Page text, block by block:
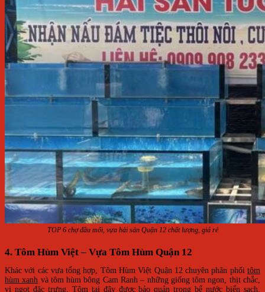
TOP 6 chợ đầu mối, vựa hải sản Quận 12 chất lượng, giá rẻ
4. Tôm Hùm Việt – Vựa Tôm Hùm Quận 12
Khác với các vựa tổng hợp, Tôm Hùm Việt Quận 12 chuyên phân phối tôm
hùm xanh và tôm hùm bông Cam Ranh – những giống tôm ngon, thịt chắc,
vị ngọt đặc trưng. Tôm tại đây được bảo quản trong bể nước biển sạch,